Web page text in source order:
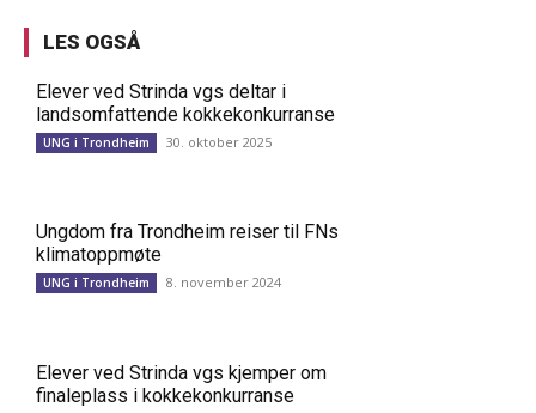
LES OGSÅ
Elever ved Strinda vgs deltar i
landsomfattende kokkekonkurranse
UNG i Trondheim 30. oktober 2025
Ungdom fra Trondheim reiser til FNs
klimatoppmøte
UNG i Trondheim 8. november 2024
Elever ved Strinda vgs kjemper om
finaleplass i kokkekonkurranse